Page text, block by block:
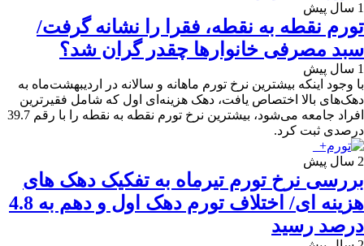
1 سال پیش
تورم نقطه به نقطه، فقرا را نشانه گرفت/
سبد مصرفی خانوارها چقدر گران شد؟
1 سال پیش
با وجود اینکه بیشترین نرخ تورم ماهانه و سالانه در اردیبهشت‌ماه به
دهک‌های بالا اختصاص یافت، دهک هزینه‌ای اول که شامل فقیرترین
افراد جامعه می‌شود، بیشترین نرخ تورم نقطه به نقطه را با رقم 39.7
درصدی ثبت کرد.
2 سال پیش
بررسی نرخ تورم تیرماه به تفکیک دهک های
هزینه ای/ اختلاف تورم دهک اول و دهم به 4.8
درصد رسید